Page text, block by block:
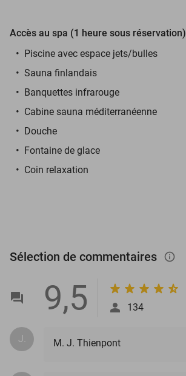
Accès au spa (1 heure sous réservation)
Piscine avec espace jets/bulles
Sauna finlandais
Banquettes infrarouge
Cabine sauna méditerranéenne
Douche
Fontaine de glace
Coin relaxation
Sélection de commentaires info_outlined
9,5 134
J. M. J. Thienpont